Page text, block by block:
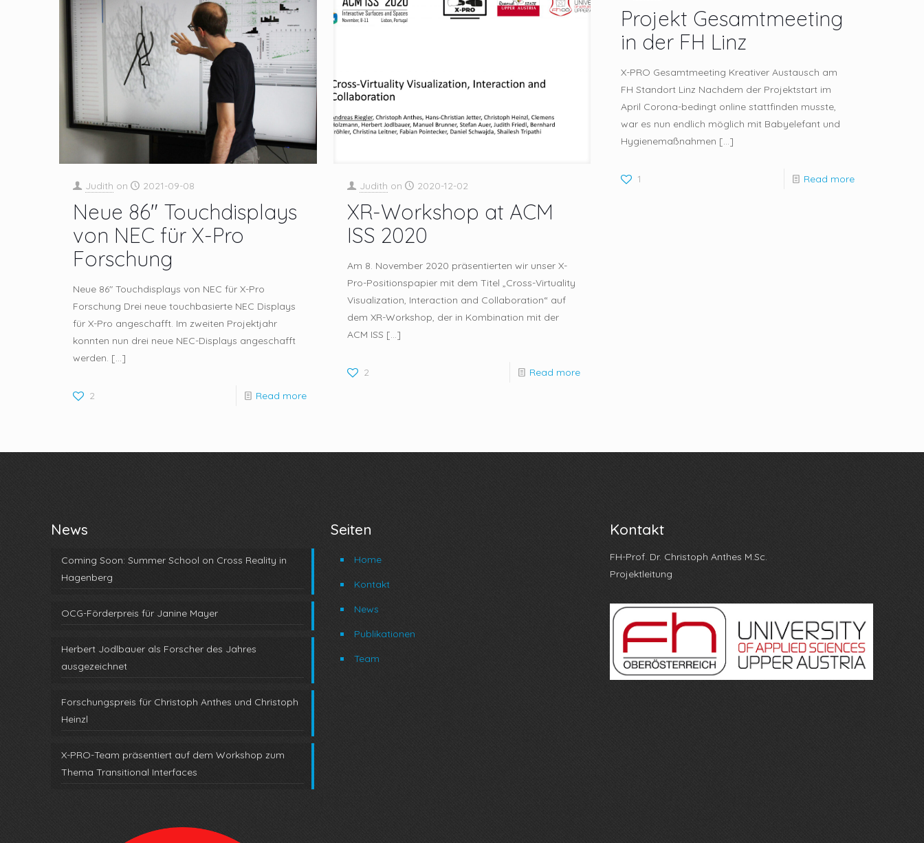
Judith on 2021-09-08
Neue 86″ Touchdisplays
von NEC für X-Pro
Forschung
Neue 86″ Touchdisplays von NEC für X-Pro
Forschung Drei neue touchbasierte NEC Displays
für X-Pro angeschafft. Im zweiten Projektjahr
konnten nun drei neue NEC-Displays angeschafft
werden. […]
2 Read more
Judith on 2020-12-02
XR-Workshop at ACM
ISS 2020
Am 8. November 2020 präsentierten wir unser X-
Pro-Positionspapier mit dem Titel „Cross-Virtuality
Visualization, Interaction and Collaboration“ auf
dem XR-Workshop, der in Kombination mit der
ACM ISS […]
2 Read more
Projekt Gesamtmeeting
in der FH Linz
X-PRO Gesamtmeeting Kreativer Austausch am
FH Standort Linz Nachdem der Projektstart im
April Corona-bedingt online stattfinden musste,
war es nun endlich möglich mit Babyelefant und
Hygienemaßnahmen […]
1 Read more
News
Coming Soon: Summer School on Cross Reality in
Hagenberg
OCG-Förderpreis für Janine Mayer
Herbert Jodlbauer als Forscher des Jahres
ausgezeichnet
Forschungspreis für Christoph Anthes und Christoph
Heinzl
X-PRO-Team präsentiert auf dem Workshop zum
Thema Transitional Interfaces
Seiten
Home
Kontakt
News
Publikationen
Team
Kontakt
FH-Prof. Dr. Christoph Anthes M.Sc.
Projektleitung